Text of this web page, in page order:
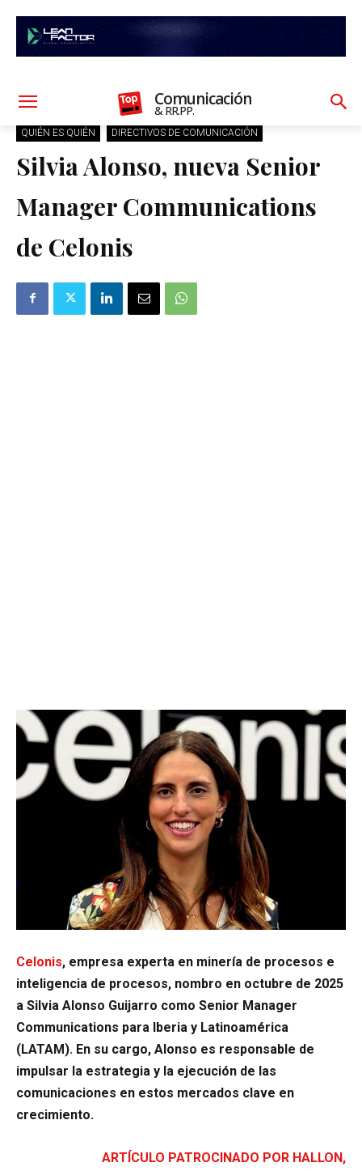
Comunicación
& RR.PP.
QUIÉN ES QUIÉN DIRECTIVOS DE COMUNICACIÓN
Silvia Alonso, nueva Senior
Manager Communications
de Celonis
Celonis, empresa experta en minería de procesos e
inteligencia de procesos, nombro en octubre de 2025
a Silvia Alonso Guijarro como Senior Manager
Communications para Iberia y Latinoamérica
(LATAM). En su cargo, Alonso es responsable de
impulsar la estrategia y la ejecución de las
comunicaciones en estos mercados clave en
crecimiento.
ARTÍCULO PATROCINADO POR HALLON,